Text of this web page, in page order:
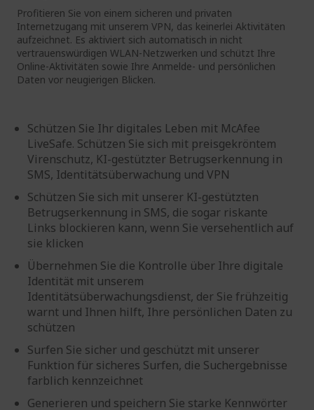
Profitieren Sie von einem sicheren und privaten
Internetzugang mit unserem VPN, das keinerlei Aktivitäten
aufzeichnet. Es aktiviert sich automatisch in nicht
vertrauenswürdigen WLAN-Netzwerken und schützt Ihre
Online-Aktivitäten sowie Ihre Anmelde- und persönlichen
Daten vor neugierigen Blicken.
Schützen Sie Ihr digitales Leben mit McAfee
LiveSafe. Schützen Sie sich mit preisgekröntem
Virenschutz, KI-gestützter Betrugserkennung in
SMS, Identitätsüberwachung und VPN
Schützen Sie sich mit unserer KI-gestützten
Betrugserkennung in SMS, die sogar riskante
Links blockieren kann, wenn Sie versehentlich auf
sie klicken
Übernehmen Sie die Kontrolle über Ihre digitale
Identität mit unserem
Identitätsüberwachungsdienst, der Sie frühzeitig
warnt und Ihnen hilft, Ihre persönlichen Daten zu
schützen
Surfen Sie sicher und geschützt mit unserer
Funktion für sicheres Surfen, die Suchergebnisse
farblich kennzeichnet
Generieren und speichern Sie starke Kennwörter